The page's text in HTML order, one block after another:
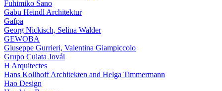
Fuhimiko Sano
Gabu Heindl Architektur
Gafpa
Georg Nickisch, Selina Walder
GEWOBA
Giuseppe Gurrieri, Valentina Giampiccolo
Grupo Culata Jovái
H Arquitectes
Hans Kollhoff Architekten and Helga Timmermann
Hao Design